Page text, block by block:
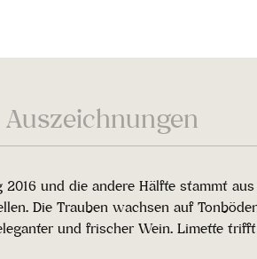
Auszeichnungen
und die andere Hälfte stammt
Die Trauben wachsen auf
und frischer Wein. Limette